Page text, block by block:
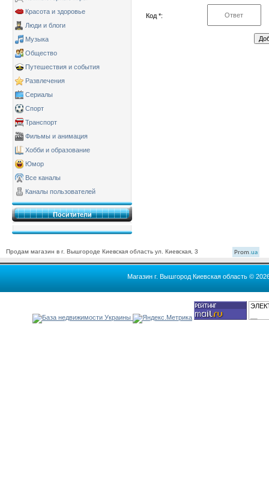
Красота и здоровье
Люди и блоги
Музыка
Общество
Путешествия и события
Развлечения
Сериалы
Спорт
Транспорт
Фильмы и анимация
Хобби и образование
Юмор
Все каналы
Каналы пользователей
Поситители
Код *:
Продам магазин в г. Вышгороде Киевская область ул. Киевская, 3 Prom.ua
Магазин г. Вышгород Киевская область ©